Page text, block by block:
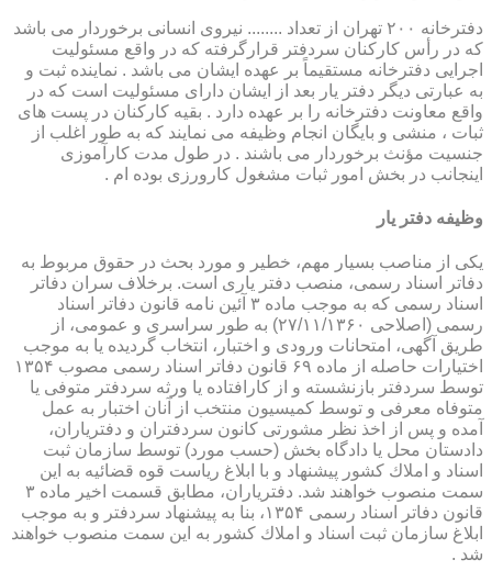
دفترخانه ۲۰۰ تهران از تعداد ........ نیروی انسانی برخوردار می باشد
که در رأس کارکنان سردفتر قرارگرفته که در واقع مسئولیت
اجرایی دفترخانه مستقیماً بر عهده ایشان می باشد . نماینده ثبت و
به عبارتی دیگر دفتر یار بعد از ایشان دارای مسئولیت است که در
واقع معاونت دفترخانه را بر عهده دارد . بقیه کارکنان در پست های
ثبات ، منشی و بایگان انجام وظیفه می نمایند که به طور اغلب از
جنسیت مؤنث برخوردار می باشند . در طول مدت کارآموزی
اینجانب در بخش امور ثبات مشغول کارورزی بوده ام .
وظیفه دفتر یار
یكی از مناصب بسیار مهم، خطیر و مورد بحث در حقوق مربوط به
دفاتر اسناد رسمی، منصب دفتر یاری است. برخلاف سران دفاتر
اسناد رسمی كه به موجب ماده ۳ آئین نامه قانون دفاتر اسناد
رسمی (اصلاحی ۲۷/۱۱/۱۳۶۰) به طور سراسری و عمومی، از
طریق آگهی، امتحانات ورودی و اختبار، انتخاب گردیده یا به موجب
اختیارات حاصله از ماده ۶۹ قانون دفاتر اسناد رسمی مصوب ۱۳۵۴
توسط سردفتر بازنشسته و از كارافتاده یا ورثه سردفتر متوفی یا
متوفاه معرفی و توسط كمیسیون منتخب از آنان اختبار به عمل
آمده و پس از اخذ نظر مشورتی كانون سردفتران و دفتریاران،
دادستان محل یا دادگاه بخش (حسب مورد) توسط سازمان ثبت
اسناد و املاك كشور پیشنهاد و با ابلاغ ریاست قوه قضائیه به این
سمت منصوب خواهند شد. دفتریاران، مطابق قسمت اخیر ماده ۳
قانون دفاتر اسناد رسمی ۱۳۵۴، بنا به پیشنهاد سردفتر و به موجب
ابلاغ سازمان ثبت اسناد و املاك كشور به این سمت منصوب خواهند
شد .